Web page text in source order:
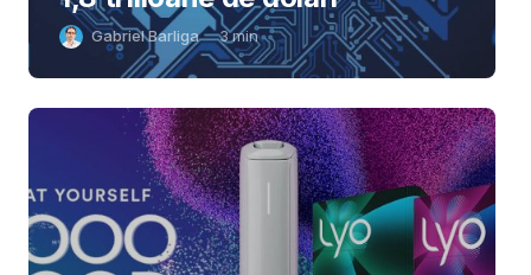
Gabriel Barliga 3min